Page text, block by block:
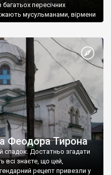
пересічних
мусульманами, вірмени
Феодора Тирона
спадок. Достатньо згадати
всі знаєте, що цей,
рецепт привезли у